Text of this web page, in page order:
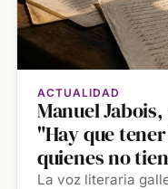
ACTUALIDAD
Manuel
"Hay que
quienes no
La voz literaria